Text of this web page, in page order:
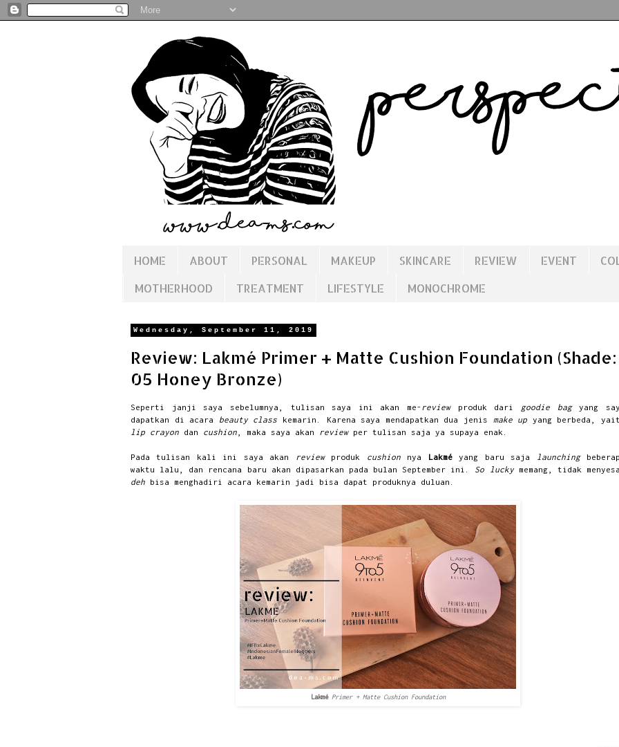
HOME ABOUT PERSONAL MAKEUP SKINCARE REVIEW EVENT
MOTHERHOOD
TREATMENT LIFESTYLE MONOCHROME
Wednesday, September 11, 2019
Review: Lakmé Primer + Matte Cushion Foundation (Shade:
05 Honey Bronze)
Seperti janji saya sebelumnya, tulisan saya ini akan me- reviewproduk dari goodie bagyang
dapatkan di acara beauty class kemarin. Karena saya mendapatkan dua jenis make up yang berbeda,
lip crayon dan cushion , maka saya akan review per tulisan saja ya supaya enak.
Pada tulisan kali ini saya akan reviewproduk cushion nya Lakméyang baru saja launching
waktu lalu, dan rencana baru akan dipasarkan pada bulan September ini. So lucky memang, tidak
deh bisa menghadiri acara kemarin jadi bisa dapat produknya duluan.
Lakmé Primer + Matte Cushion Foundation